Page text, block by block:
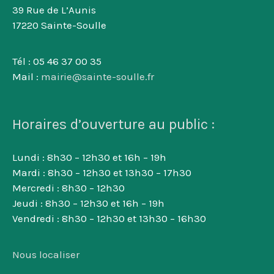
39 Rue de L’Aunis
17220 Sainte-Soulle
Tél : 05 46 37 00 35
Mail : mairie@sainte-soulle.fr
Horaires d’ouverture au public :
Lundi : 8h30 – 12h30 et 16h – 19h
Mardi : 8h30 – 12h30 et 13h30 – 17h30
Mercredi : 8h30 – 12h30
Jeudi : 8h30 – 12h30 et 16h – 19h
Vendredi : 8h30 – 12h30 et 13h30 – 16h30
Nous localiser